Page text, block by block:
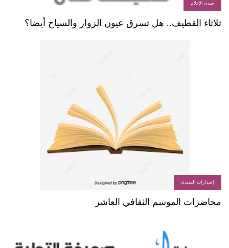
صدى الإعلام
ثلاثاء القطيف.. هل تسرق عيون الزوار والسياح أيضا؟
إصدارات المنتدى
محاضرات الموسم الثقافي العاشر